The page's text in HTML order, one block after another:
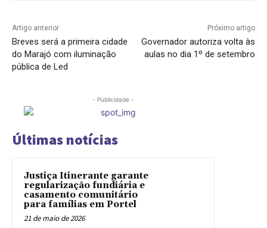
Artigo anterior
Breves será a primeira cidade
do Marajó com iluminação
pública de Led
Próximo artigo
Governador autoriza volta às
aulas no dia 1º de setembro
- Publicidade -
Últimas notícias
Justiça Itinerante garante
regularização fundiária e
casamento comunitário
para famílias em Portel
21 de maio de 2026